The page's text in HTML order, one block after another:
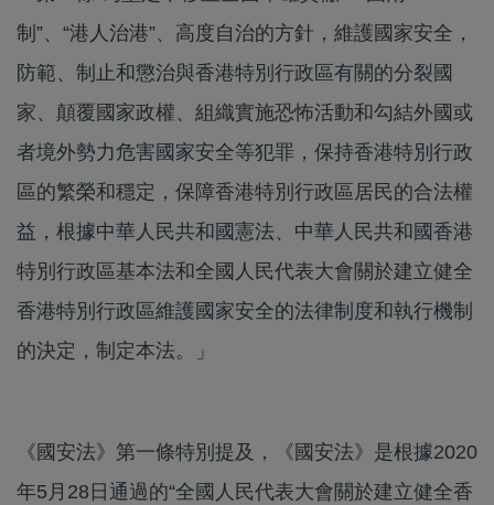
制”、“港人治港”、高度自治的方針，維護國家安全，
防範、制止和懲治與香港特別行政區有關的分裂國
家、顛覆國家政權、組織實施恐怖活動和勾結外國或
者境外勢力危害國家安全等犯罪，保持香港特別行政
區的繁榮和穩定，保障香港特別行政區居民的合法權
益，根據中華人民共和國憲法、中華人民共和國香港
特別行政區基本法和全國人民代表大會關於建立健全
香港特別行政區維護國家安全的法律制度和執行機制
的決定，制定本法。」
《國安法》第一條特別提及，《國安法》是根據2020
年5月28日通過的“全國人民代表大會關於建立健全香